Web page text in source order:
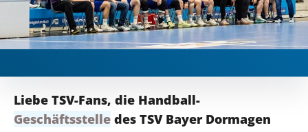
Liebe TSV-Fans, die Handball-
Geschäftsstelle des TSV Bayer Dormagen